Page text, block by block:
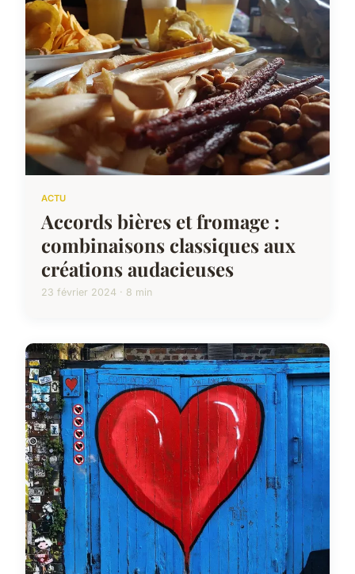
ACTU
Accords bières et fromage :
combinaisons classiques aux
créations audacieuses
23 février 2024 · 8 min